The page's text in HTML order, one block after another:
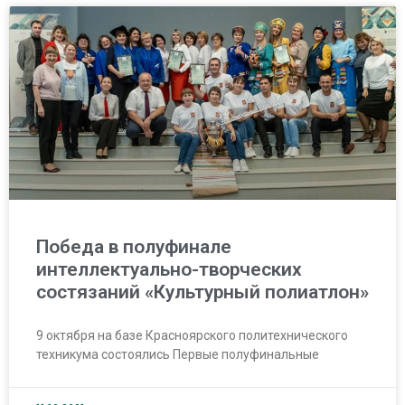
Победа в полуфинале
интеллектуально-творческих
состязаний «Культурный полиатлон»
9 октября на базе Красноярского политехнического
техникума состоялись Первые полуфинальные